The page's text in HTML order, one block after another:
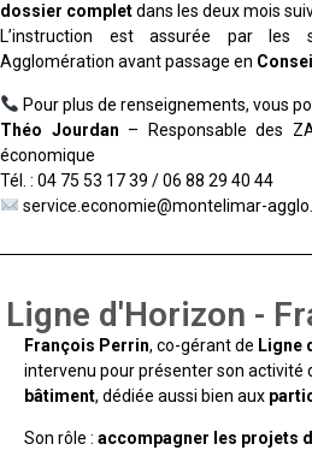
dossier completdans les deux mois
L’instruction est assurée par les
Agglomération avant passage en
Pour plus de renseignements, vous
Théo Jourdan – Responsable des
économique
Tél. : 04 75 53 17 39 / 06 88 29 40 44
service.economie@montelimar-
Ligne d'Horizon -
François Perrin, co-gérant de Ligne
intervenu pour présenter son activité
bâtiment, dédiée aussi bien aux
Son rôle : accompagner les projets